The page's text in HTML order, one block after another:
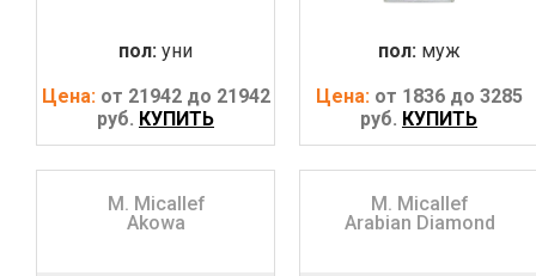
пол: уни
Цена: от 21942 до 21942
руб. КУПИТЬ
пол:муж
Цена: от 1836 до 3285
руб. КУПИТЬ
M. Micallef
Akowa
M. Micallef
Arabian Diamond